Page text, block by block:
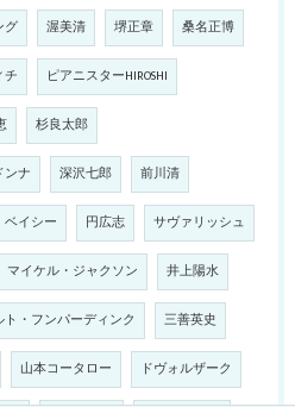
グ 渥美清 堺正章 桑名正博
チ ピアニスターHIROSHI
杉良太郎
ンナ 深沢七郎 前川清
ベイシー 円広志 サヴァリッシュ
マイケル・ジャクソン 井上陽水
・フンパーディンク 三善英史
山本コータロー ドヴォルザーク